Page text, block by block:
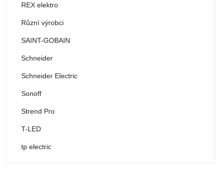
REX elektro
Různí výrobci
SAINT-GOBAIN
Schneider
Schneider Electric
Sonoff
Strend Pro
T-LED
tp electric